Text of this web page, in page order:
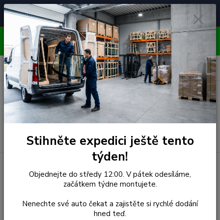
🚘
Čelní skla pro
unikátní vozy
📞
Poradenství
ZDARMA
⭐ 4.7/5 (50 recenzí)
OBJEDNÁVEJTE DO STŘEDY 12:00 - KAŽDÝ PÁTEK
EXPEDUJEME!!
Menu
Hledat
0 ks
za 0,00 Kč
(r.2000-) - Senzor
Čelní Sklo - ALFA ROMEO
Stihněte expedici ještě tento
týden!
Objednejte do středy 12:00. V pátek odesíláme,
začátkem týdne montujete.
Nenechte své auto čekat a zajistěte si rychlé dodání
hned teď.